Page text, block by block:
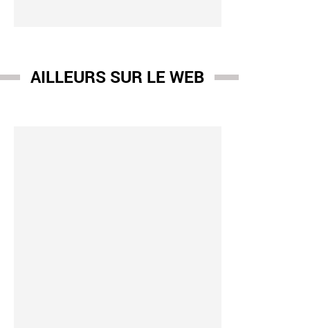
AILLEURS SUR LE WEB